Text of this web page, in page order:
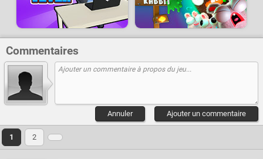
Commentaires
Ajouter un commentaire
Annuler
1 2